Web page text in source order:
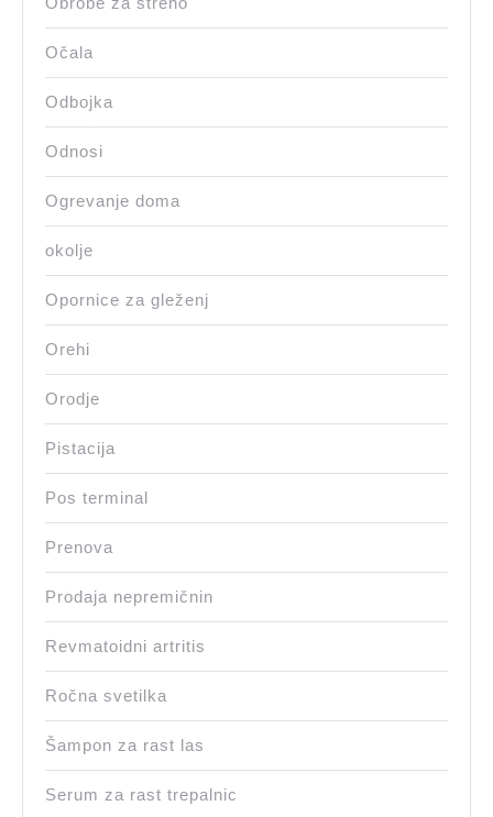
Očala
Odbojka
Odnosi
Ogrevanje doma
okolje
Opornice za gleženj
Orehi
Orodje
Pistacija
Pos terminal
Prenova
Prodaja nepremičnin
Revmatoidni artritis
Ročna svetilka
Šampon za rast las
Serum za rast trepalnic